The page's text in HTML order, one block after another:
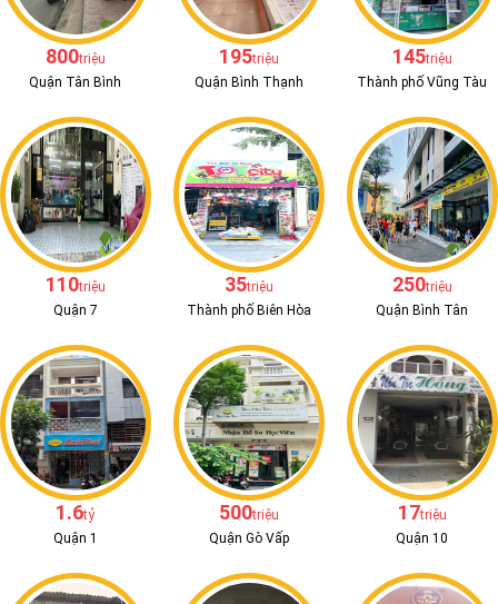
800triệu
Quận Tân Bình
195triệu
Quận Bình Thạnh
145triệu
Thành phố Vũng Tàu
110triệu
Quận 7
35triệu
Thành phố Biên Hòa
250triệu
Quận Bình Tân
1.6tỷ
Quận 1
500triệu
Quận Gò Vấp
17triệu
Quận 10